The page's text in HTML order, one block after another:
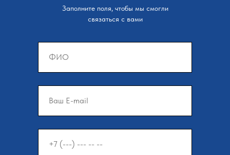
Заполните поля, чтобы мы смогли
связаться с вами